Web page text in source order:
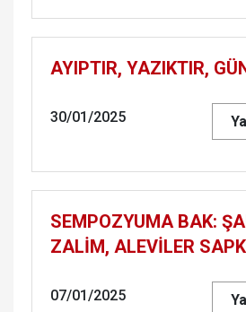
AYIPTIR, YAZIKTIR,
30/01/2025
SEMPOZYUMA BAK:
ZALİM, ALEVİLER
07/01/2025